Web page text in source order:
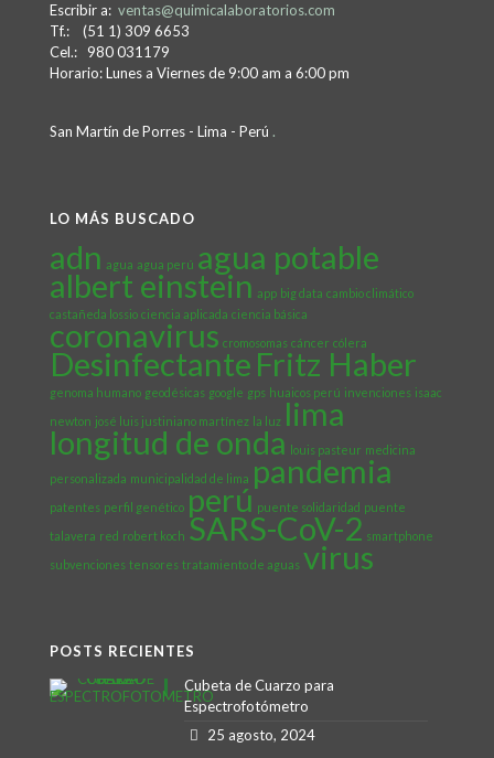
Escribir a: ventas@quimicalaboratorios.com
Tf.: (51 1) 309 6653
Cel.: 980 031179
Horario: Lunes a Viernes de 9:00 am a 6:00 pm
San Martín de Porres - Lima - Perú .
LO MÁS BUSCADO
adn agua agua perú agua potable
albert einstein app big data cambio climático
castañeda lossio ciencia aplicada ciencia básica
coronavirus cromosomas cáncer cólera
Desinfectante Fritz Haber
genoma humano geodésicas google gps huaicos perú invenciones isaac
newton josé luis justiniano martínez la luz lima
longitud de onda louis pasteur medicina
personalizada municipalidad de lima pandemia
patentes perfil genético perú puente solidaridad puente
talavera red robert koch SARS-CoV-2 smartphone
subvenciones tensores tratamiento de aguas virus
POSTS RECIENTES
Cubeta de Cuarzo para
Espectrofotómetro
25 agosto, 2024